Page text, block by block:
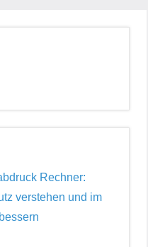
Rechner:
verstehen und im